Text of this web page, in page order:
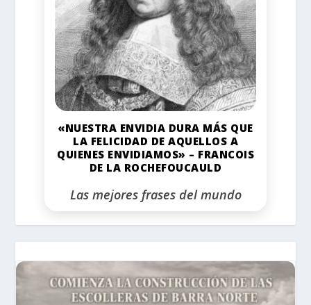
«NUESTRA ENVIDIA DURA MÁS QUE
LA FELICIDAD DE AQUELLOS A
QUIENES ENVIDIAMOS» – FRANCOIS
DE LA ROCHEFOUCAULD
Las mejores frases del mundo